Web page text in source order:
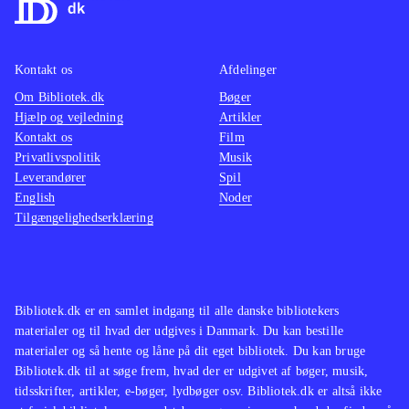
nedlægge stribevis af kriminelle med
Kongs kaotiske mylder er ekstremt
flot.
Andre sandbox-spil er GTA-serien og
western-spillet Red dead redemption.
En meget populær genre
.
Alt i alt et glimrende spil, som ligger
det spolerer ikke det flotte
helhedsindtryk.
Bibliotek.dk er en samlet indgang til alle danske bibliotekers
materialer og til hvad der udgives i Danmark. Du kan bestille
materialer og så hente og låne på dit eget bibliotek. Du kan bruge
Bibliotek.dk til at søge frem, hvad der er udgivet af bøger, musik,
tidsskrifter, artikler, e-bøger, lydbøger osv. Bibliotek.dk er altså ikke
Kontakt os
Om Bibliotek.dk
Hjælp og vejledning
Kontakt os
Privatlivspolitik
Leverandører
English
Tilgængelighedserklæring
Afdelinger
Bøger
Artikler
Film
Musik
Spil
Noder